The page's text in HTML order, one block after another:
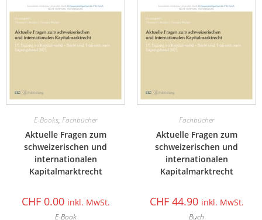
E-Books, Fachbücher
Aktuelle Fragen zum
schweizerischen und
internationalen
Kapitalmarktrecht
CHF0.00 inkl. MwSt.
E-Book
Fachbücher
Aktuelle Fragen zum
schweizerischen und
internationalen
Kapitalmarktrecht
CHF44.90 inkl. MwSt.
Buch